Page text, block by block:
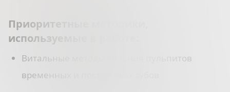
Приоритетные методики,
используемые в работе:
Витальные методы лечения пульпитов
временных и постоянных зубов